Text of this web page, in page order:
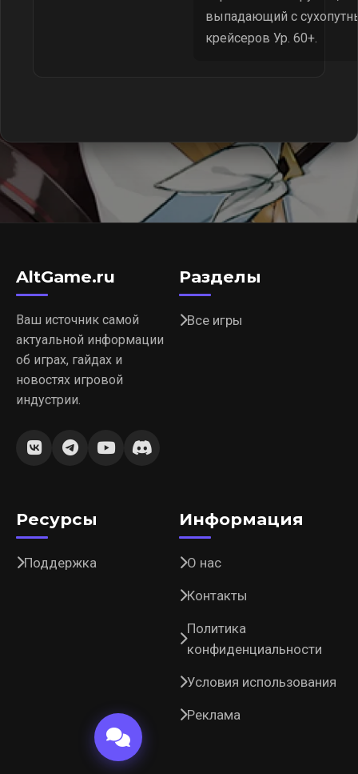
выпадающий с
крейсеров Ур. 60+.
AltGame.ru
Ваш источник самой
актуальной информации
об играх, гайдах и
новостях игровой
индустрии.
Разделы
Все игры
Ресурсы
Поддержка
Информация
О нас
Контакты
Политика
конфиденциальности
Условия использования
Реклама